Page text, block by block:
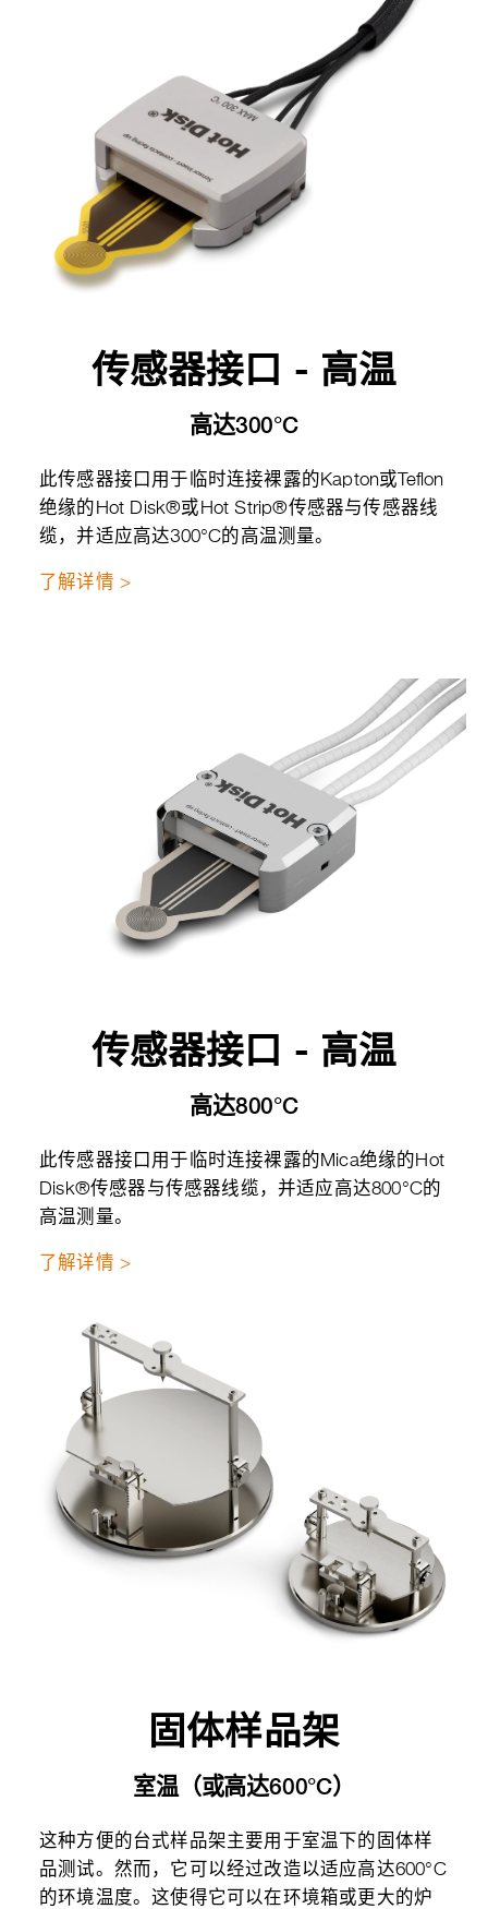
传感器接口 - 高温
高达300°C
此传感器接口用于临时连接裸露的Kapton或Teflon
绝缘的Hot Disk®或Hot Strip®传感器与传感器线
缆，并适应高达300°C的高温测量。
了解详情 >
传感器接口 - 高温
高达800°C
此传感器接口用于临时连接裸露的Mica绝缘的Hot
Disk®传感器与传感器线缆，并适应高达800°C的
高温测量。
了解详情 >
固体样品架
室温（或高达600°C）
这种方便的台式样品架主要用于室温下的固体样
品测试。然而，它可以经过改造以适应高达600°C
的环境温度。这使得它可以在环境箱或更大的炉